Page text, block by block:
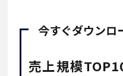
今すぐダウンロ
売上規模